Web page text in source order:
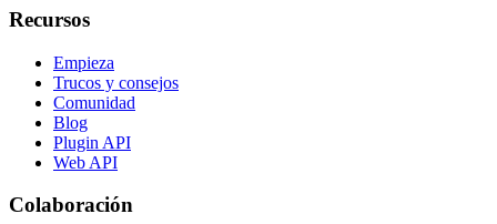
Recursos
Empieza
Trucos y consejos
Comunidad
Blog
Plugin API
Web API
Colaboración